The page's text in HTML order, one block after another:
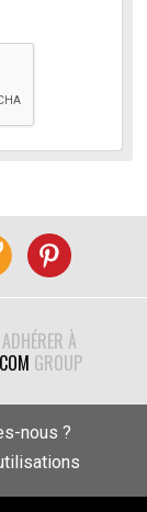
ADHÉRER À
COM GROUP
nous ?